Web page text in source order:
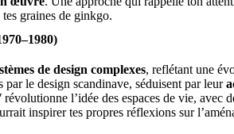
graines de ginkgo.
de design complexes, reflétant une
par le design scandinave, séduisent par leur
révolutionne l’idée des espaces de vie, avec
inspirer tes propres réflexions sur